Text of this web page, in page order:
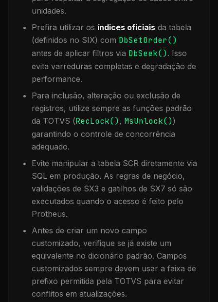
unidades.
Prefira utilizar os índices oficiais da tabela
(definidos no SIX) com DbSetOrder()
antes de aplicar filtros via DbSeek(). Isso
evita varreduras completas e degradação de
performance.
Para inclusão, alteração ou exclusão de
registros, utilize sempre as funções padrão
da TOTVS (RecLock(), MsUnlock())
garantindo o controle de concorrência
adequado.
Evite manipular a tabela SCR diretamente via
SQL em produção. As regras de negócio,
validações de SX3 e gatilhos de SX7 só são
executados quando o acesso é feito pelo
Protheus.
Antes de criar um novo campo
customizado, verifique se já existe um
equivalente no dicionário padrão. Campos
customizados sempre devem usar a faixa de
prefixo permitida pela TOTVS para evitar
conflitos em atualizações.